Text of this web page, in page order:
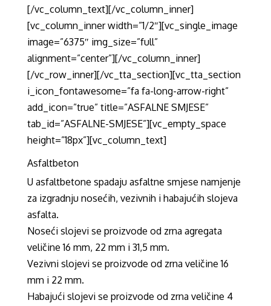
[/vc_column_text][/vc_column_inner]
[vc_column_inner width=”1/2″][vc_single_image
image=”6375″ img_size=”full”
alignment=”center”][/vc_column_inner]
[/vc_row_inner][/vc_tta_section][vc_tta_section
i_icon_fontawesome=”fa fa-long-arrow-right”
add_icon=”true” title=”ASFALNE SMJESE”
tab_id=”ASFALNE-SMJESE”][vc_empty_space
height=”18px”][vc_column_text]
Asfaltbeton
U asfaltbetone spadaju asfaltne smjese namjenje
za izgradnju nosećih, vezivnih i habajućih slojeva
asfalta.
Noseći slojevi se proizvode od zrna agregata
veličine 16 mm, 22 mm i 31,5 mm.
Vezivni slojevi se proizvode od zrna veličine 16
mm i 22 mm.
Habajući slojevi se proizvode od zrna veličine 4